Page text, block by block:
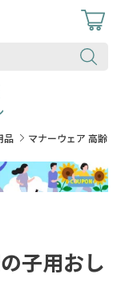
品 マナーウェア 高齢
子用おし